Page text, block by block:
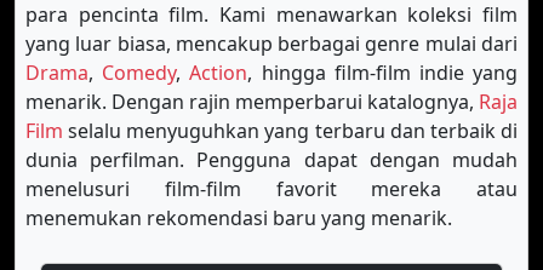
para pencinta film. Kami menawarkan koleksi film
yang luar biasa, mencakup berbagai genre mulai dari
Drama, Comedy,Action, hingga film-film indie yang
menarik. Dengan rajin memperbarui katalognya, Raja
Film selalu menyuguhkan yang terbaru dan terbaik di
dunia perfilman. Pengguna dapat dengan mudah
menelusuri film-film favorit mereka atau
menemukan rekomendasi baru yang menarik.